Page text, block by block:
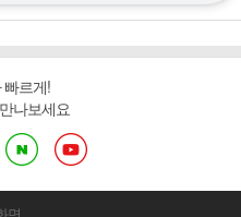
빠르게!
나보세요